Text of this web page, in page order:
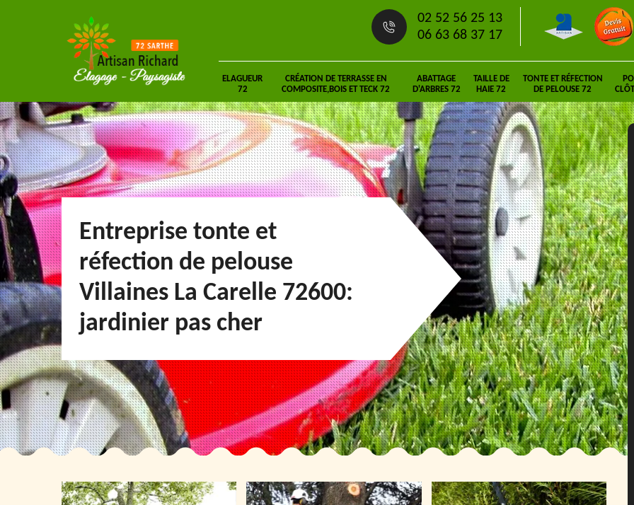
02 52 56 25 13
06 63 68 37 17
ELAGUEUR
72
CRÉATION DE TERRASSE EN
COMPOSITE,BOIS ET TECK 72
ABATTAGE
D'ARBRES 72
TAILLE DE
HAIE 72
TONTE ET RÉFECTION
DE PELOUSE 72
Entreprise tonte et
réfection de pelouse
Villaines La Carelle 72600:
jardinier pas cher